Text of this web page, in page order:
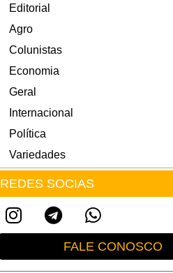
Editorial
Agro
Colunistas
Economia
Geral
Internacional
Política
Variedades
REDES SOCIAS
FALE CONOSCO